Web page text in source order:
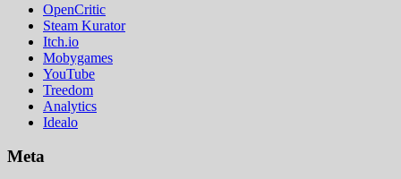
OpenCritic
Steam Kurator
Itch.io
Mobygames
YouTube
Treedom
Analytics
Idealo
Meta